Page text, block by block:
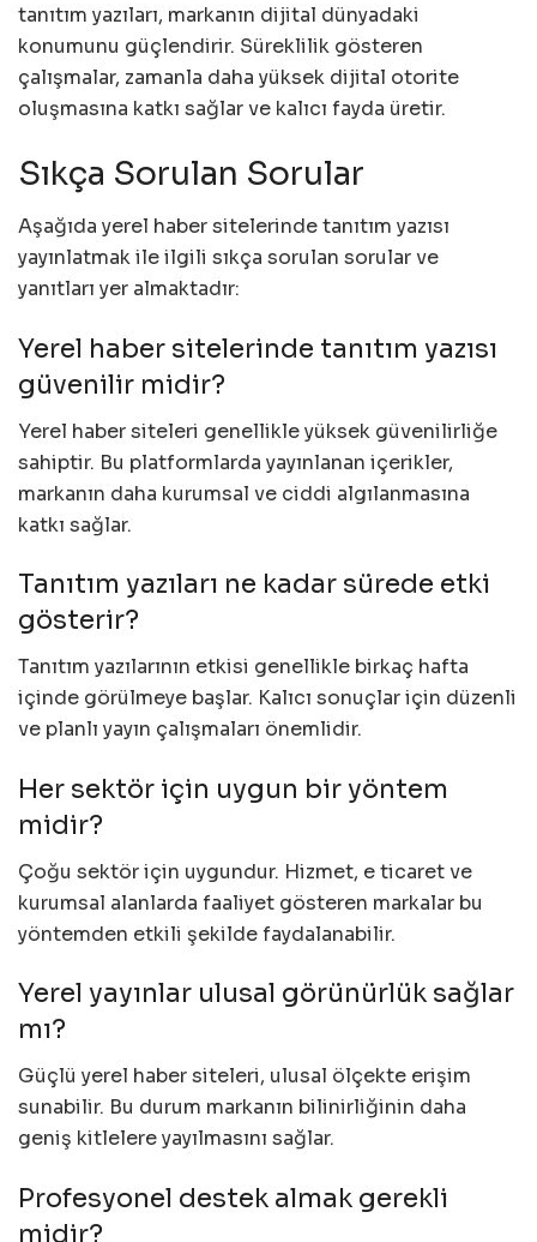
tanıtım yazıları, markanın dijital dünyadaki
konumunu güçlendirir. Süreklilik gösteren
çalışmalar, zamanla daha yüksek dijital otorite
oluşmasına katkı sağlar ve kalıcı fayda üretir.
Sıkça Sorulan Sorular
Aşağıda yerel haber sitelerinde tanıtım yazısı
yayınlatmak ile ilgili sıkça sorulan sorular ve
yanıtları yer almaktadır:
Yerel haber sitelerinde tanıtım yazısı
güvenilir midir?
Yerel haber siteleri genellikle yüksek güvenilirliğe
sahiptir. Bu platformlarda yayınlanan içerikler,
markanın daha kurumsal ve ciddi algılanmasına
katkı sağlar.
Tanıtım yazıları ne kadar sürede etki
gösterir?
Tanıtım yazılarının etkisi genellikle birkaç hafta
içinde görülmeye başlar. Kalıcı sonuçlar için düzenli
ve planlı yayın çalışmaları önemlidir.
Her sektör için uygun bir yöntem
midir?
Çoğu sektör için uygundur. Hizmet, e ticaret ve
kurumsal alanlarda faaliyet gösteren markalar bu
yöntemden etkili şekilde faydalanabilir.
Yerel yayınlar ulusal görünürlük sağlar
mı?
Güçlü yerel haber siteleri, ulusal ölçekte erişim
sunabilir. Bu durum markanın bilinirliğinin daha
geniş kitlelere yayılmasını sağlar.
Profesyonel destek almak gerekli
midir?